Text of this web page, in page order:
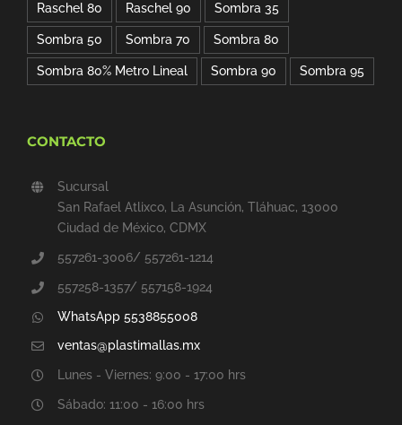
Raschel 80 Raschel 90 Sombra 35
Sombra 50 Sombra 70 Sombra 80
Sombra 80% Metro Lineal Sombra 90 Sombra 95
CONTACTO
Sucursal
San Rafael Atlixco, La Asunción, Tláhuac, 13000
Ciudad de México, CDMX
557261-3006/ 557261-1214
557258-1357/ 557158-1924
WhatsApp 5538855008
ventas@plastimallas.mx
Lunes - Viernes: 9:00 - 17:00 hrs
Sábado: 11:00 - 16:00 hrs